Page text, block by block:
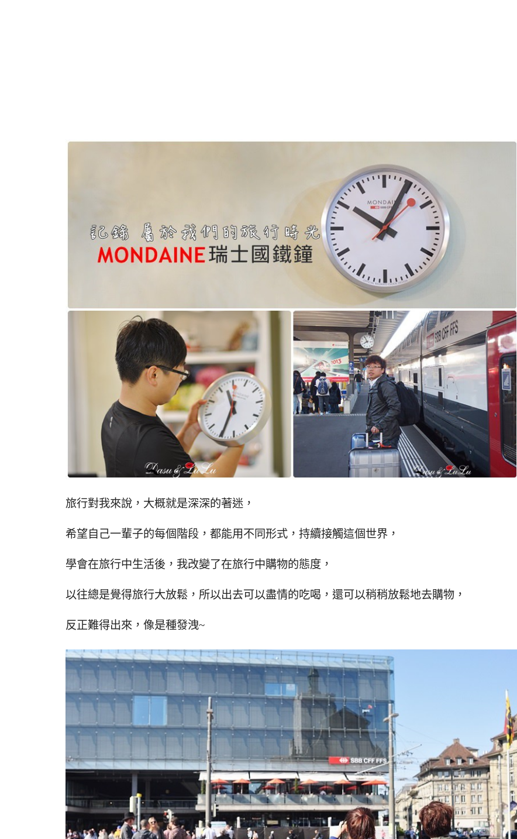
旅行對我來說，大概就是深深的著迷，
希望自己一輩子的每個階段，都能用不同形式，持續接觸這個世界，
學會在旅行中生活後，我改變了在旅行中購物的態度，
以往總是覺得旅行大放鬆，所以出去可以盡情的吃喝，還可以稍稍放鬆地去購物，
反正難得出來，像是種發洩~